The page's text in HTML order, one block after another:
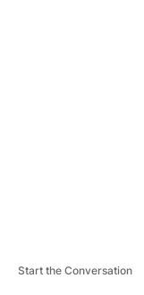
Start the Conversation